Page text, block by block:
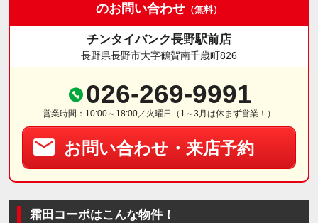
のお問い合わせ （無料）
チンタイバンク長野駅前店
長野県長野市大字鶴賀南千歳町826
026-269-9991
営業時間：10:00～18:00／火曜日（1～3月は休まず営業！）
お問い合わせ・来店予約
霜田コーポはこんな物件！